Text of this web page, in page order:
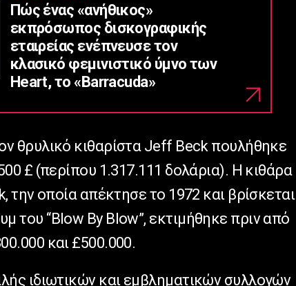
Πώς ένας «ανήθικος»
εκπρόσωπος δισκογραφικής
εταιρείας ενέπνευσε τον
κλασικό φεμινιστικό ύμνο των
Heart, το «Barracuda»
θρυλικό κιθαρίστα Jeff Beck πουλήθηκε
£ (περίπου 1.317.111 δολάρια). Η κιθάρα
την οποία απέκτησε το 1972 και βρίσκεται
του “Blow By Blow”, εκτιμήθηκε πριν από
και £500.000.
ιδιωτικών και εμβληματικών συλλογών